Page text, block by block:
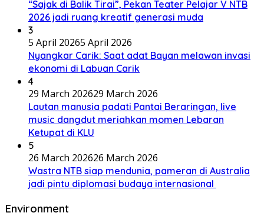
“Sajak di Balik Tirai”, Pekan Teater Pelajar V NTB
2026 jadi ruang kreatif generasi muda
3
5 April 20265 April 2026
Nyangkar Carik: Saat adat Bayan melawan invasi
ekonomi di Labuan Carik
4
29 March 202629 March 2026
Lautan manusia padati Pantai Beraringan, live
music dangdut meriahkan momen Lebaran
Ketupat di KLU
5
26 March 202626 March 2026
Wastra NTB siap mendunia, pameran di Australia
jadi pintu diplomasi budaya internasional
Environment